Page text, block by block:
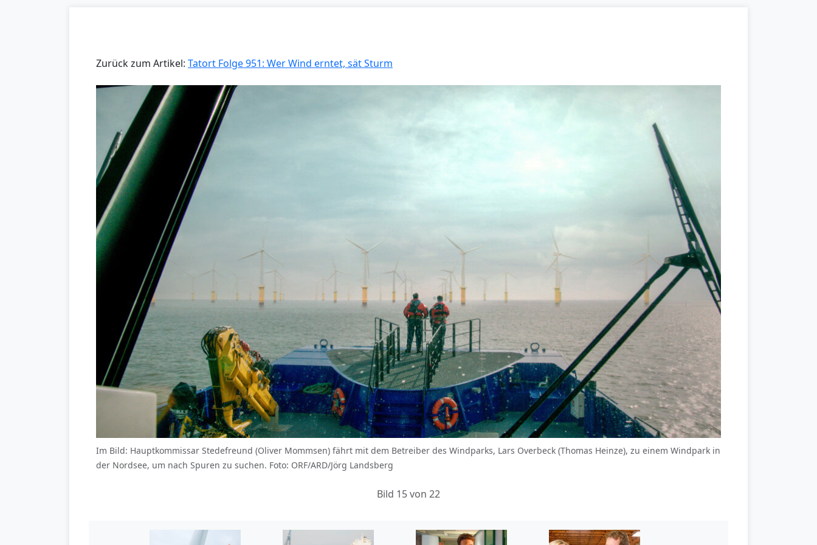
Zurück zum Artikel: Tatort Folge 951: Wer Wind erntet, sät Sturm
Im Bild: Hauptkommissar Stedefreund (Oliver Mommsen) fährt mit dem Betreiber des Windparks, Lars Overbeck (Thomas Heinze), zu einem Windpark in
der Nordsee, um nach Spuren zu suchen. Foto: ORF/ARD/Jörg Landsberg
Bild 15 von 22